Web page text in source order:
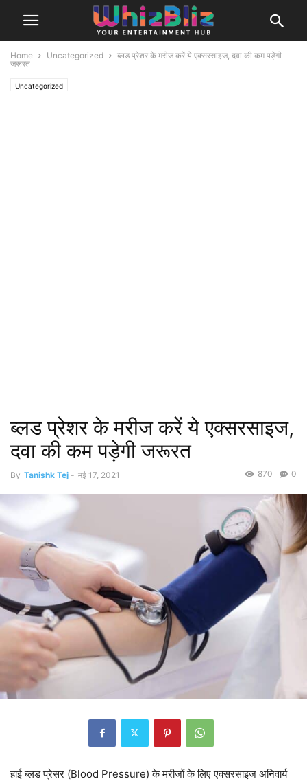
Home Uncategorized
ब्लड प्रेशर के मरीज करें ये एक्सरसाइज, दवा की कम पड़ेगी
जरूरत
Uncategorized
ब्लड प्रेशर के मरीज करें ये एक्सरसाइज,
दवा की कम पड़ेगी जरूरत
By Tanishk Tej - मई 17, 2021 0
870
हाई ब्लड प्रेसर (Blood Pressure) के मरीजों के लिए एक्सरसाइज अनिवार्य